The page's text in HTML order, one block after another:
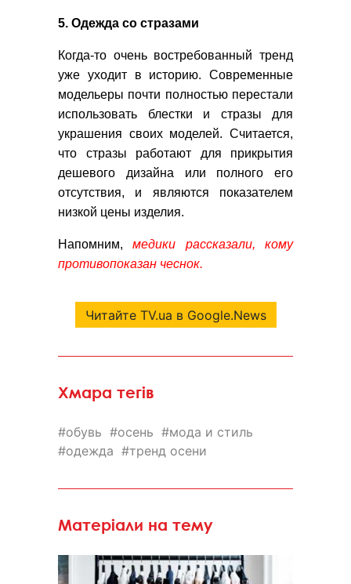
5. Одежда со стразами
Когда-то очень востребованный тренд
уже уходит в историю. Современные
модельеры почти полностью перестали
использовать блестки и стразы для
украшения своих моделей. Считается,
что стразы работают для прикрытия
дешевого дизайна или полного его
отсутствия, и являются показателем
низкой цены изделия.
Напомним,медики рассказали, кому
противопоказан чеснок.
Читайте TV.ua в Google.News
Хмара тегів
обувь осень
мода и стиль
одежда
тренд осени
Матеріали на тему